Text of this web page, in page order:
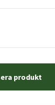
produkt